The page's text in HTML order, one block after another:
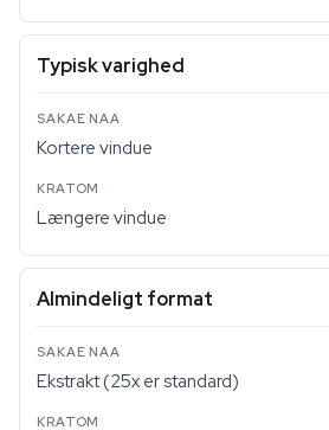
Typisk varighed
Kortere vindue
Længere vindue
Almindeligt format
Ekstrakt (25x er standard)